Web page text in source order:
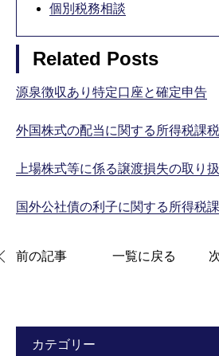
個別税務相談
Related Posts
源泉徴収あり特定口座と確定申告
外国株式の配当に関する所得税課税
上場株式等に係る譲渡損失の取り
国外公社債の利子に関する所得税
前の記事 一覧に戻る
カテゴリー